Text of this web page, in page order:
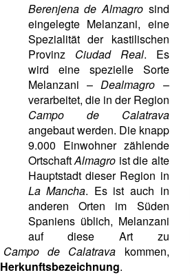
Berenjena de Almagrosind
eingelegte Melanzani, eine
Spezialität der kastilischen
Provinz Ciudad Real. Es
wird eine spezielle Sorte
Melanzani –Dealmagro –
verarbeitet, die in der Region
Campo de Calatrava
angebaut werden. Die knapp
9.000 Einwohner zählende
OrtschaftAlmagro ist die alte
Hauptstadt dieser Region in
La Mancha. Es ist auch in
anderen Orten im Süden
Spaniens üblich, Melanzani
auf diese Art zu
Campo de Calatrava kommen,
Herkunftsbezeichnung.